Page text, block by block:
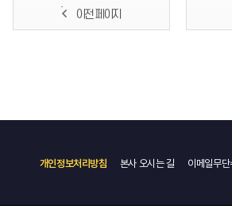
이전 페이지
개인정보처리방침 본사 오시는 길 이메일무